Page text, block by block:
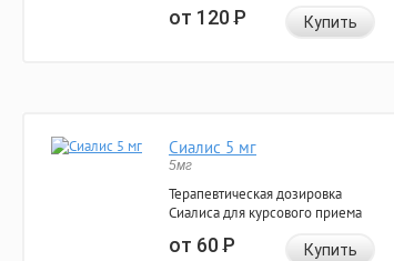
от 120Р Купить
Сиалис 5 мг
5мг
Терапевтическая дозировка
Сиалиса для курсового приема
от 60Р Купить